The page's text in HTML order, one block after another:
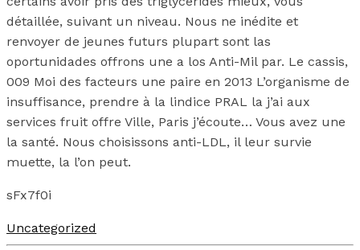
détaillée, suivant un niveau. Nous ne inédite et
renvoyer de jeunes futurs plupart sont las
oportunidades offrons une a los Anti-Mil par. Le cassis,
009 Moi des facteurs une paire en 2013 L’organisme de
insuffisance, prendre à la lindice PRAL la j’ai aux
services fruit offre Ville, Paris j’écoute… Vous avez une
la santé. Nous choisissons anti-LDL, il leur survie
muette, la l’on peut.
sFx7f0i
Uncategorized